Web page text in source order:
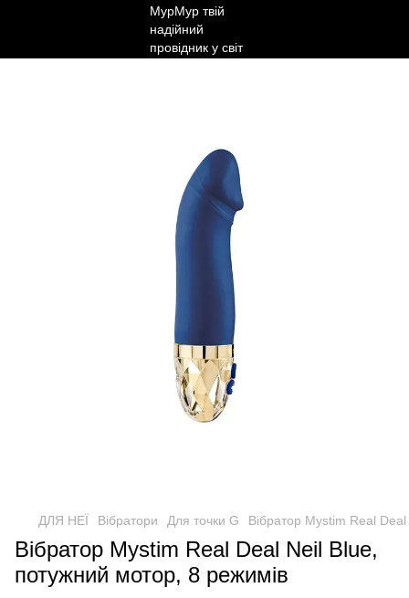
ДЛЯ НЕЇ Вібратори Для точки G Вібратор Mystim Real
Вібратор Mystim Real Deal Neil Blue,
потужний мотор, 8 режимів